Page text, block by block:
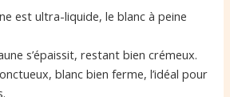
est ultra-liquide, le blanc à peine
s’épaissit, restant bien crémeux.
blanc bien ferme, l’idéal pour